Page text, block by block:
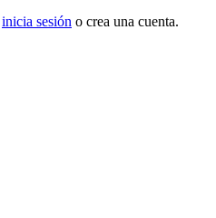
inicia sesión o crea una cuenta.